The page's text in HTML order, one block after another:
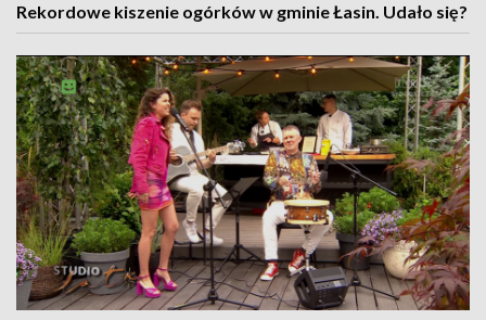
Rekordowe kiszenie ogórków w gminie Łasin. Udało się?